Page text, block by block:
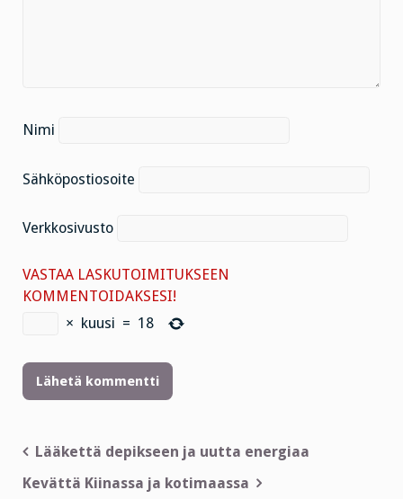
Nimi
Sähköpostiosoite
Verkkosivusto
VASTAA LASKUTOIMITUKSEEN
KOMMENTOIDAKSESI!
× kuusi = 18
Artikkelien
selaus
Lääkettä depikseen ja uutta energiaa
Kevättä Kiinassa ja kotimaassa